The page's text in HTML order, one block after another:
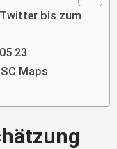
bis zum
Maps